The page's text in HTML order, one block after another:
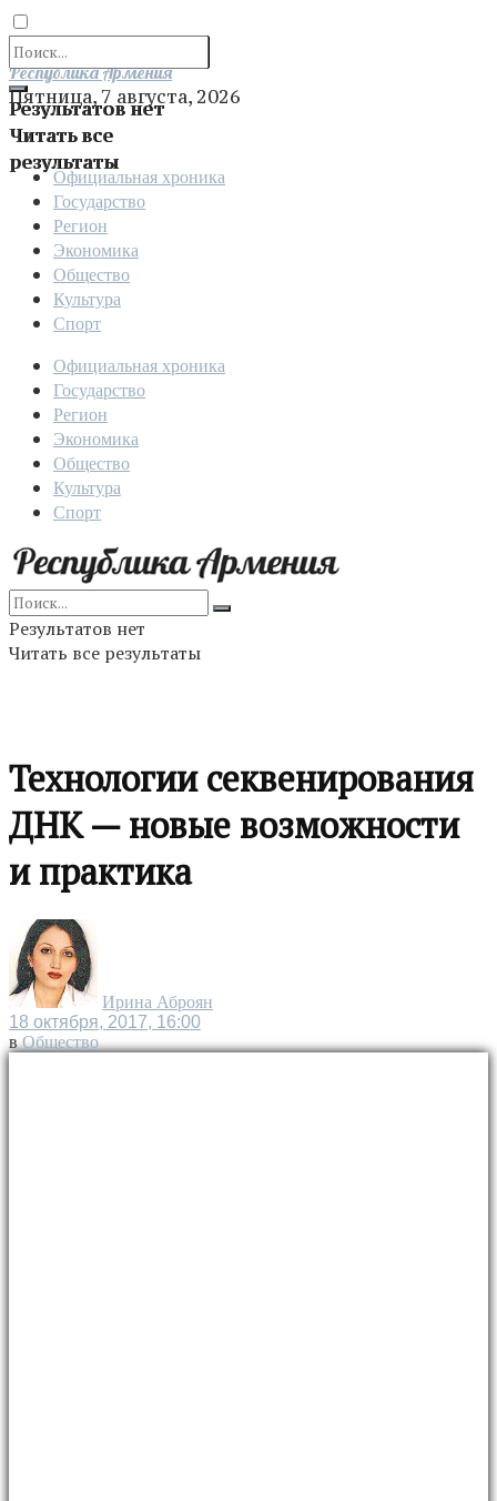
Результатов нет
Читать все
результаты
Отправить
Республика Армения
Пятница, 7 августа, 2026
Официальная хроника
Государство
Регион
Экономика
Общество
Культура
Спорт
Официальная хроника
Государство
Регион
Экономика
Общество
Культура
Спорт
Результатов нет
Читать все результаты
Технологии секвенирования
ДНК — новые возможности
и практика
Ирина Аброян
18 октября, 2017, 16:00
в Общество